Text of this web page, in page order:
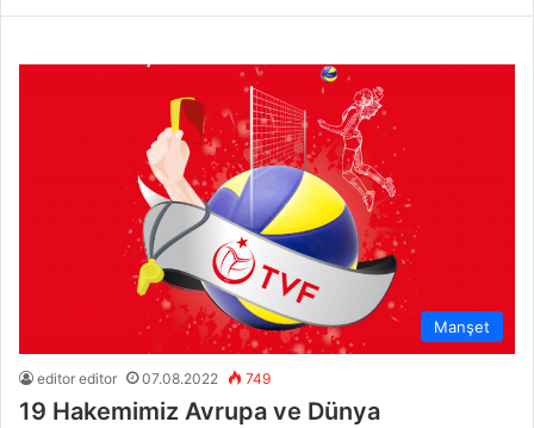
Manşet
editor editor 07.08.2022 749
19 Hakemimiz Avrupa ve Dünya